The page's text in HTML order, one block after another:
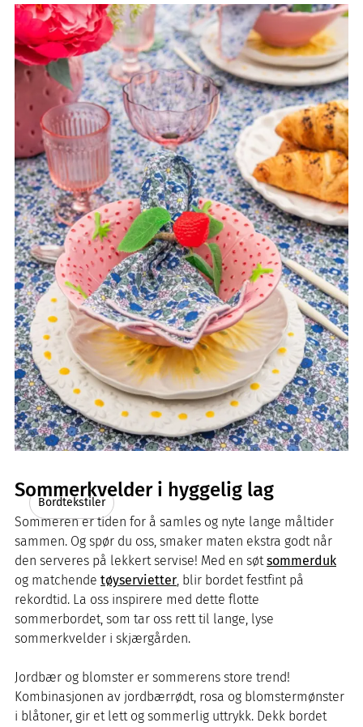
Servise, glass og bestikk
Bordtekstiler
Sommerkvelder i hyggelig lag
Sommeren er tiden for å samles og nyte lange måltider
sammen. Og spør du oss, smaker maten ekstra godt når
den serveres på lekkert servise! Med en søtsommerduk
og matchende tøyservietter, blir bordet festfint på
rekordtid. La oss inspirere med dette flotte
sommerbordet, som tar oss rett til lange, lyse
sommerkvelder i skjærgården.
Jordbær og blomster er sommerens store trend!
Kombinasjonen av jordbærrødt, rosa og blomstermønster
i blåtoner, gir et lett og sommerlig uttrykk. Dekk bordet